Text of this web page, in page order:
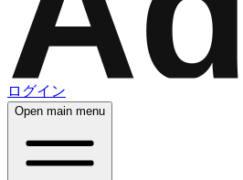
ログイン
Open main menu